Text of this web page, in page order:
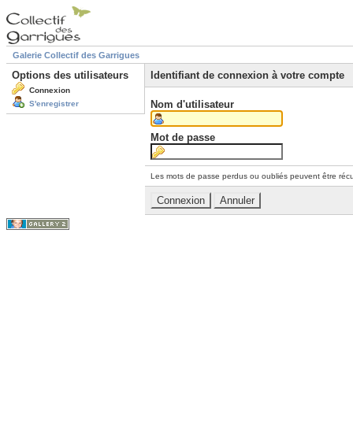
Galerie Collectif des Garrigues
Options des utilisateurs
Connexion
S'enregistrer
Identifiant de connexion à votre compte
Nom d'utilisateur
Mot de passe
Les mots de passe perdus ou oubliés peuvent être